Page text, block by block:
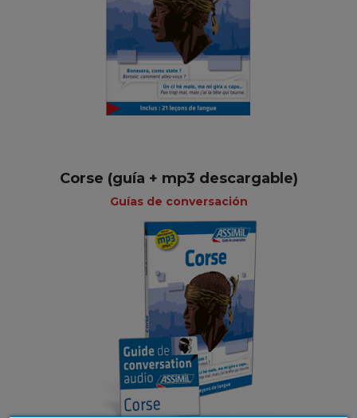
Corse (guía + mp3 descargable)
Guías de conversación